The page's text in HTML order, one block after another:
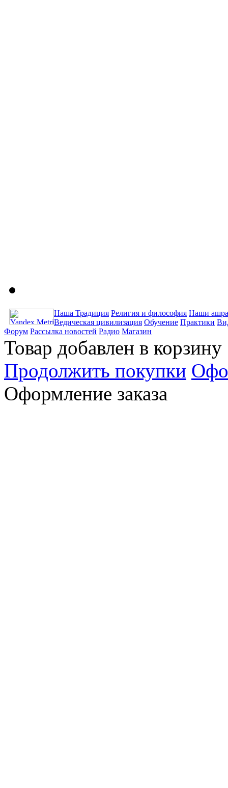
Наша Традиция Религия и философия Наши
Ведическая цивилизация Обучение Практики
Форум Рассылка новостей Радио Магазин
Товар добавлен в корзину
Продолжить покупки
Оформление заказа